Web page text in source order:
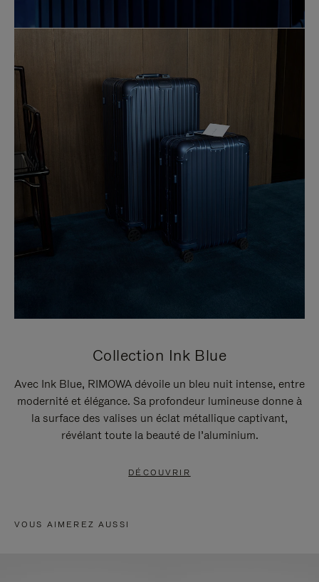
Collection Ink Blue
Avec Ink Blue, RIMOWA dévoile un bleu nuit intense, entre
modernité et élégance. Sa profondeur lumineuse donne à
la surface des valises un éclat métallique captivant,
révélant toute la beauté de l’aluminium.
DÉCOUVRIR
VOUS AIMEREZ AUSSI